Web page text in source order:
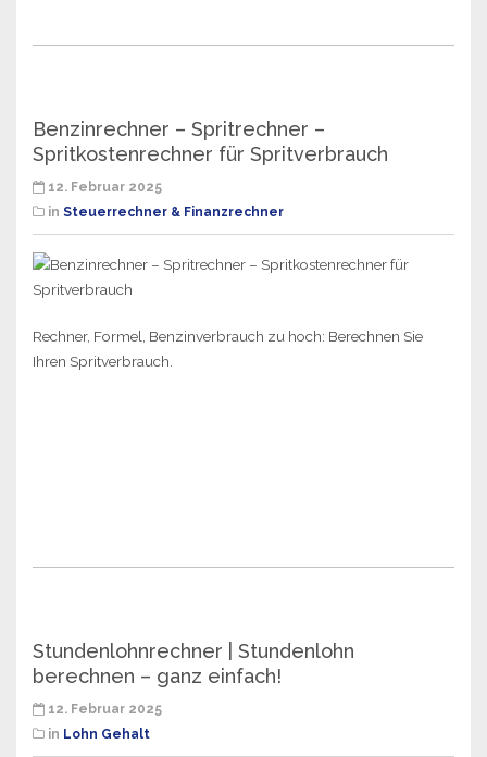
Benzinrechner – Spritrechner –
Spritkostenrechner für Spritverbrauch
12. Februar 2025
in Steuerrechner & Finanzrechner
Rechner, Formel, Benzinverbrauch zu hoch: Berechnen Sie
Ihren Spritverbrauch.
Stundenlohnrechner | Stundenlohn
berechnen – ganz einfach!
12. Februar 2025
in Lohn Gehalt